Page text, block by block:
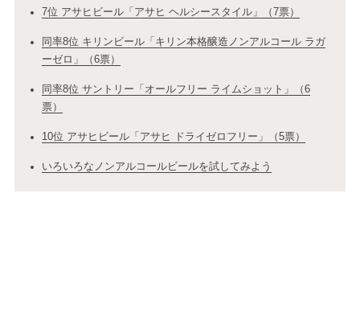
7位 アサヒビール「アサヒ ヘルシースタイル」（7票）
同率8位 キリンビール「キリン本格醸造ノンアルコール ラガ
ーゼロ」（6票）
同率8位 サントリー「オールフリー ライムショット」（6
票）
10位 アサヒビール「アサヒ ドライゼロフリー」（5票）
いろいろなノンアルコールビールを試してみよう